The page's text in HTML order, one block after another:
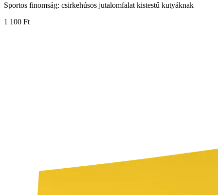
Sportos finomság: csirkehúsos jutalomfalat kistestű kutyáknak
1 100 Ft